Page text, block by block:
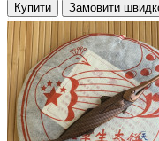
Купити Замовити